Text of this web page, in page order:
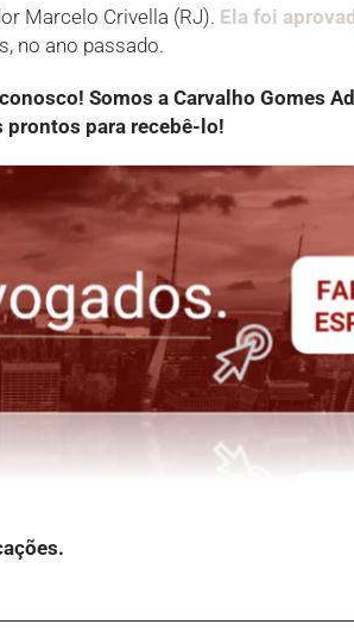
Marcelo Crivella (RJ). Ela foi
no ano passado.
Somos a Carvalho Gomes
para recebê-lo!